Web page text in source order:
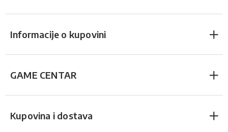
Informacije o kupovini
GAME CENTAR
Kupovina i dostava